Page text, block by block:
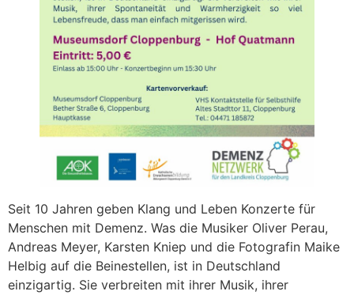
Seit 10 Jahren geben Klang und Leben Konzerte für
Menschen mit Demenz. Was die Musiker Oliver Perau,
Andreas Meyer, Karsten Kniep und die Fotografin Maike
Helbig auf die Beinestellen, ist in Deutschland
einzigartig. Sie verbreiten mit ihrer Musik, ihrer